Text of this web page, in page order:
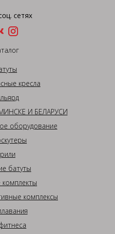
сетях
кресла
И БЕЛАРУСИ
оборудование
батуты
комплекты
комплексы